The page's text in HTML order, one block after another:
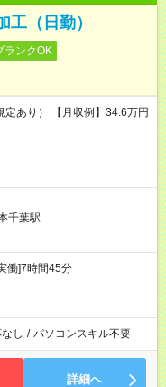
（日勤）
ランクOK
あり） 【月収例】34.6万円
千葉駅
働]7時間45分
し / パソコンスキル不要
詳細へ